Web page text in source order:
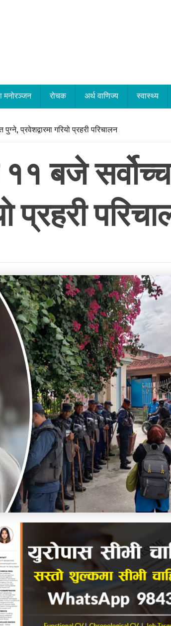
मनोरञ्जन रोचक अर्थ वाणिज्य स्वास्थ्य
प्रवेशद्वारमा गरियो प्रहरी परिचालन
११ बजे
प्रहरी